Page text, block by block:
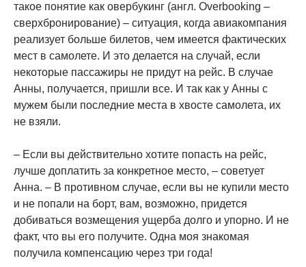
такое понятие как овербукинг (англ. Overbooking –
сверхбронирование) – ситуация, когда авиакомпания
реализует больше билетов, чем имеется фактических
мест в самолете. И это делается на случай, если
некоторые пассажиры не придут на рейс. В случае
Анны, получается, пришли все. И так как у Анны с
мужем были последние места в хвосте самолета, их
не взяли.
– Если вы действительно хотите попасть на рейс,
лучше доплатить за конкретное место, – советует
Анна. – В противном случае, если вы не купили место
и не попали на борт, вам, возможно, придется
добиваться возмещения ущерба долго и упорно. И не
факт, что вы его получите. Одна моя знакомая
получила компенсацию через три года!